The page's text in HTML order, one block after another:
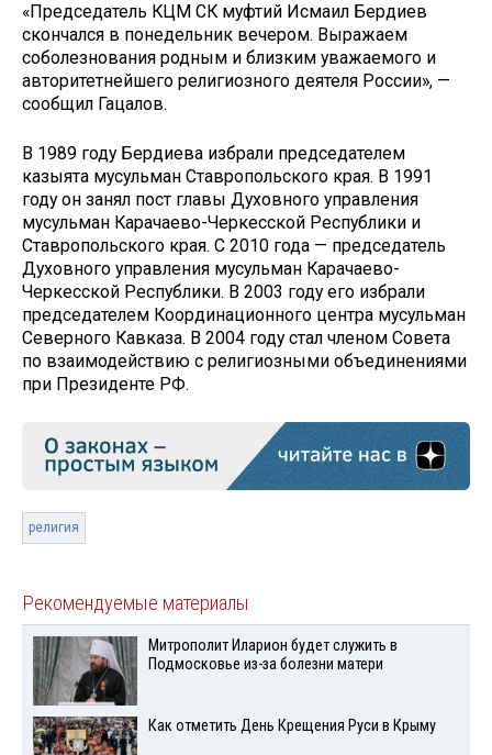
«Председатель КЦМ СК муфтий Исмаил Бердиев
скончался в понедельник вечером. Выражаем
соболезнования родным и близким уважаемого и
авторитетнейшего религиозного деятеля России», —
сообщил Гацалов.
В 1989 году Бердиева избрали председателем
казыята мусульман Ставропольского края. В 1991
году он занял пост главы Духовного управления
мусульман Карачаево-Черкесской Республики и
Ставропольского края. С 2010 года — председатель
Духовного управления мусульман Карачаево-
Черкесской Республики. В 2003 году его избрали
председателем Координационного центра мусульман
Северного Кавказа. В 2004 году стал членом Совета
по взаимодействию с религиозными объединениями
при Президенте РФ.
религия
Рекомендуемые материалы
Митрополит Иларион будет служить в
Подмосковье из-за болезни матери
Как отметить День Крещения Руси в Крыму